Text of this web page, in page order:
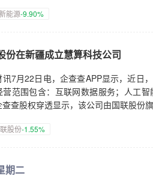
能源-9.90%
份在新疆成立慧算科技公司
讯7月22日电，企查查APP显示，近日
营范围包含：互联网数据服务；人工
查股权穿透显示，该公司由国联股份
股份-1.55%
期二